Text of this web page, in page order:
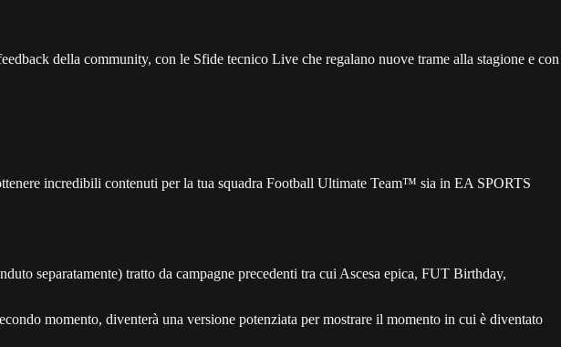
della community, con le Sfide tecnico Live che regalano nuove trame alla stagione e con
incredibili contenuti per la tua squadra Football Ultimate Team™ sia in EA SPORTS
separatamente) tratto da campagne precedenti tra cui Ascesa epica, FUT Birthday,
momento, diventerà una versione potenziata per mostrare il momento in cui è diventato